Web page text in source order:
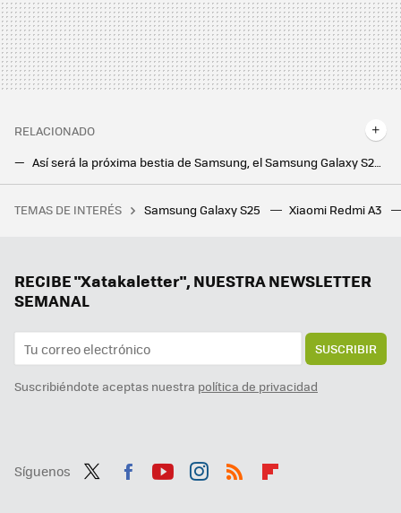
RELACIONADO
Así será la próxima bestia de Samsung, el Samsung Galaxy S25 Ultra, según OnLeaks
RootedCon está dispuesta a llegar al Constitucional si tiene que hacerlo: "LaLiga ha hackeado la ley" con los bloqueos de IPs
TEMAS DE INTERÉS Samsung Galaxy S25 Xiaomi Redmi A3
RECIBE "Xatakaletter", NUESTRA NEWSLETTER
SEMANAL
SUSCRIBIR
Suscribiéndote aceptas nuestra política de privacidad
Síguenos